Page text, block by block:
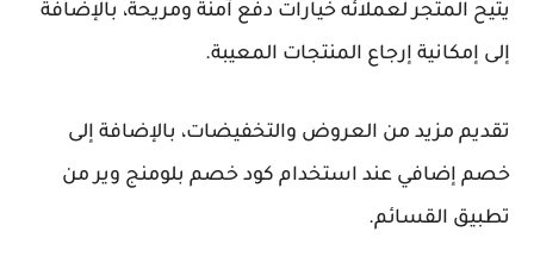
يتيح المتجر لعملائه خيارات دفع آمنة ومريحة، بالإضافة
إلى إمكانية إرجاع المنتجات المعيبة.
تقديم مزيد من العروض والتخفيضات، بالإضافة إلى
خصم إضافي عند استخدام كود خصم بلومنج وير من
تطبيق القسائم.